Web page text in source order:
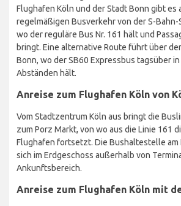
Flughafen Köln und der Stadt Bonn gibt es
regelmäßigen Busverkehr von der S-Bahn-
wo der reguläre Bus Nr. 161 hält und
bringt. Eine alternative Route führt über
Bonn, wo der SB60 Expressbus tagsüber
Abständen hält.
Anreise zum Flughafen Köln von
Vom Stadtzentrum Köln aus bringt die
zum Porz Markt, von wo aus die Linie 161
Flughafen fortsetzt. Die Bushaltestelle
sich im Erdgeschoss außerhalb von
Ankunftsbereich.
Anreise zum Flughafen Köln mit